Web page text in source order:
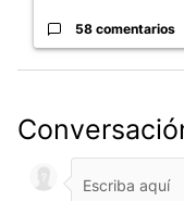
58 comentarios